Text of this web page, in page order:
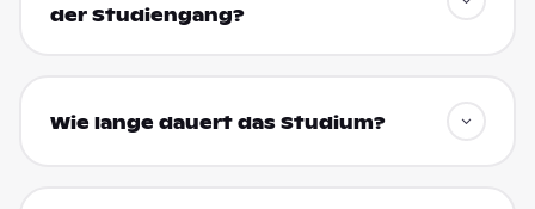
der Studiengang?
Wie lange dauert das Studium?